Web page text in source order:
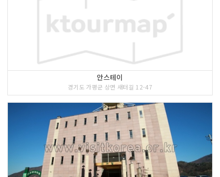
안스테이
경기도 가평군 상면 새터길 12-47